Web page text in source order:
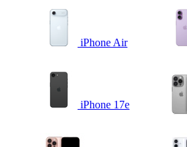
iPhone Air
iPhone 17e